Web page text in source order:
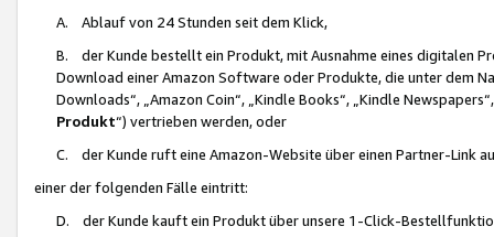
A. Ablauf von 24 Stunden seit dem Klick,
B. der Kunde bestellt ein Produkt, mit Ausnahme eines digitalen
Download einer Amazon Software oder Produkte, die unter dem
Downloads“, „Amazon Coin“, „Kindle Books“, „Kindle
Produkt“) vertrieben werden, oder
C. der Kunde ruft eine Amazon-Website über einen Partner-Link
einer der folgenden Fälle eintritt:
D. der Kunde kauft ein Produkt über unsere 1-Click-